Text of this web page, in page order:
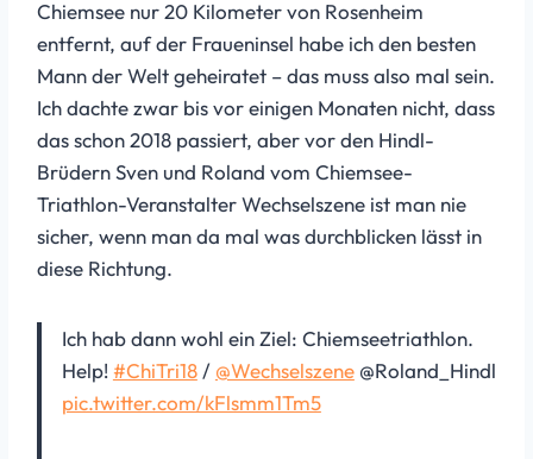
Chiemsee nur 20 Kilometer von Rosenheim
entfernt, auf der Fraueninsel habe ich den besten
Mann der Welt geheiratet – das muss also mal sein.
Ich dachte zwar bis vor einigen Monaten nicht, dass
das schon 2018 passiert, aber vor den Hindl-
Brüdern Sven und Roland vom Chiemsee-
Triathlon-Veranstalter Wechselszene ist man nie
sicher, wenn man da mal was durchblicken lässt in
diese Richtung.
Ich hab dann wohl ein Ziel: Chiemseetriathlon.
Help!#ChiTri18/ @Wechselszene@Roland_Hindl
pic.twitter.com/kFlsmm1Tm5